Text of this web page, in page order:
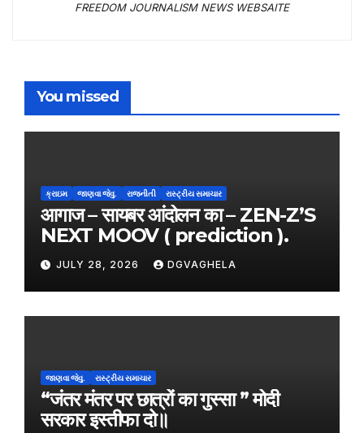
FREEDOM JOURNALISM NEWS WEBSAITE
You missed
ક્રાઇમ જાણવા જેવુ. રાજનીતી રાસ્ટ્રીય સમાચાર
आगाज – सायबर आंदोलन का – ZEN-Z’S
NEXT MOOV ( prediction ).
JULY 28, 2026 DGVAGHELA
જાણવા જેવુ. રાસ્ટ્રીય સમાચાર
“जंतर मंतर पर छात्रों का गुस्सा ” मोदी
सरकार इस्तीफा दो॥